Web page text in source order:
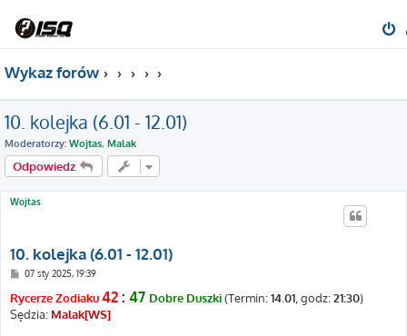
Wykaz forów
10. kolejka (6.01 - 12.01)
Moderatorzy: Wojtas, Malak
Odpowiedz
Wojtas
10. kolejka (6.01 - 12.01)
P
s
t
07 sty 2025, 19:39
Rycerze Zodiaku42 : 47 Dobre Duszki(Termin:14.01 , godz:21:30)
Sędzia: Malak[WS]